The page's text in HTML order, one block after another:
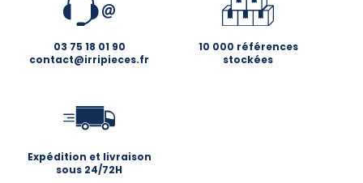
03 75 18 01 90
contact@irripieces.fr
10 000 références
stockées
Expédition et livraison
sous 24/72H